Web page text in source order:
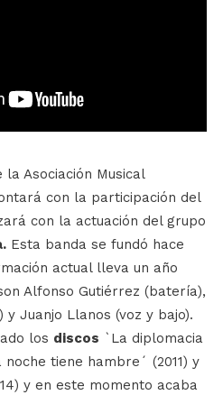
Asociación Musical
con la participación del
con la actuación del grupo
Esta banda se fundó hace
actual lleva un año
Alfonso Gutiérrez (batería),
y Juanjo Llanos (voz y bajo).
los discos `La diplomacia
tiene hambre´ (2011) y
y en este momento acaba